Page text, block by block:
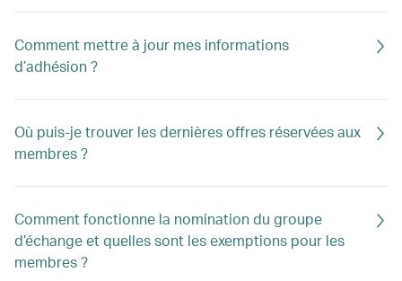
Comment mettre à jour mes informations
d’adhésion ?
Où puis-je trouver les dernières offres réservées aux
membres ?
Comment fonctionne la nomination du groupe
d’échange et quelles sont les exemptions pour les
membres ?